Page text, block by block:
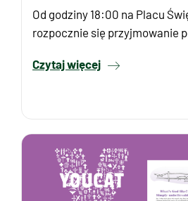
Świętą Powitalną z ...
Od godziny 18:00 na Placu
rozpocznie się przyjmowanie
Czytaj więcej